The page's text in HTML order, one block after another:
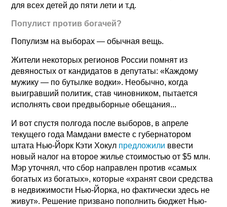
для всех детей до пяти лети и т.д.
Популист против богачей?
Популизм на выборах — обычная вещь.
Жители некоторых регионов России помнят из
девяностых от кандидатов в депутаты: «Каждому
мужику — по бутылке водки». Необычно, когда
выигравший политик, став чиновником, пытается
исполнять свои предвыборные обещания...
И вот спустя полгода после выборов, в апреле
текущего года Мамдани вместе с губернатором
штата Нью-Йорк Кэти Хокул предложили ввести
новый налог на второе жилье стоимостью от $5 млн.
Мэр уточнял, что сбор направлен против «самых
богатых из богатых», которые «хранят свои средства
в недвижимости Нью-Йорка, но фактически здесь не
живут». Решение призвано пополнить бюджет Нью-